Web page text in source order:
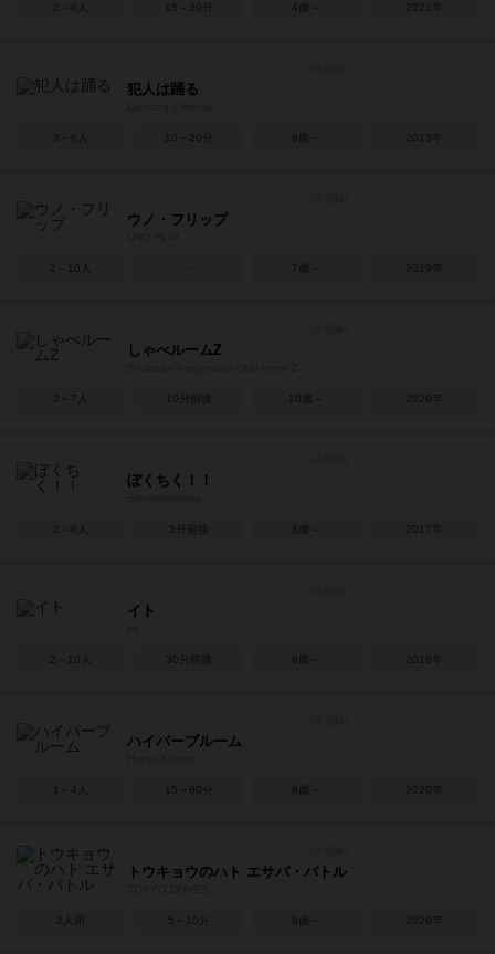
2～6人 15～30分 4歳～ 2021年
犯人は踊る
3～8人 10～20分 8歳～ 2013年
ウノ・フリップ
2～10人 7歳～ 2019年
しゃべルームZ
2～7人 10分前後 10歳～ 2020年
ぼくちく！！
2～6人 5分前後 8歳～ 2017年
イト
2～10人 30分前後 8歳～ 2019年
ハイパーブルーム
1～4人 15～60分 8歳～ 2020年
トウキョウのハト エサバ・バトル
2人用 5～10分 8歳～ 2020年